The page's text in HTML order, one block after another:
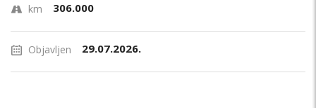
km 306.000
Objavljen 29.07.2026.